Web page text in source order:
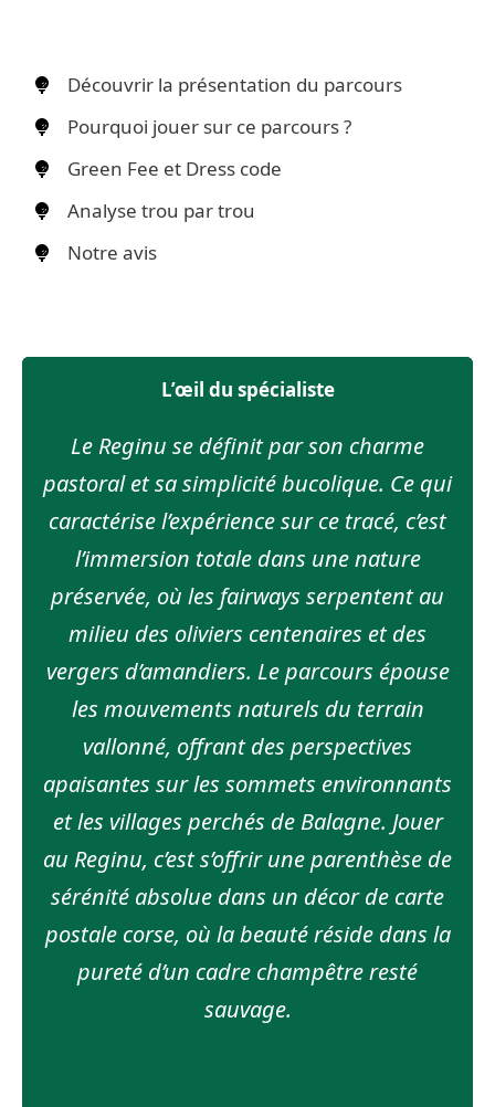
Découvrir la présentation du parcours
Pourquoi jouer sur ce parcours ?
Green Fee et Dress code
Analyse trou par trou
Notre avis
L’œil du spécialiste
Le Reginu se définit par son charme
pastoral et sa simplicité bucolique. Ce qui
caractérise l’expérience sur ce tracé, c’est
l’immersion totale dans une nature
préservée, où les fairways serpentent au
milieu des oliviers centenaires et des
vergers d’amandiers. Le parcours épouse
les mouvements naturels du terrain
vallonné, offrant des perspectives
apaisantes sur les sommets environnants
et les villages perchés de Balagne. Jouer
au Reginu, c’est s’offrir une parenthèse de
sérénité absolue dans un décor de carte
postale corse, où la beauté réside dans la
pureté d’un cadre champêtre resté
sauvage.